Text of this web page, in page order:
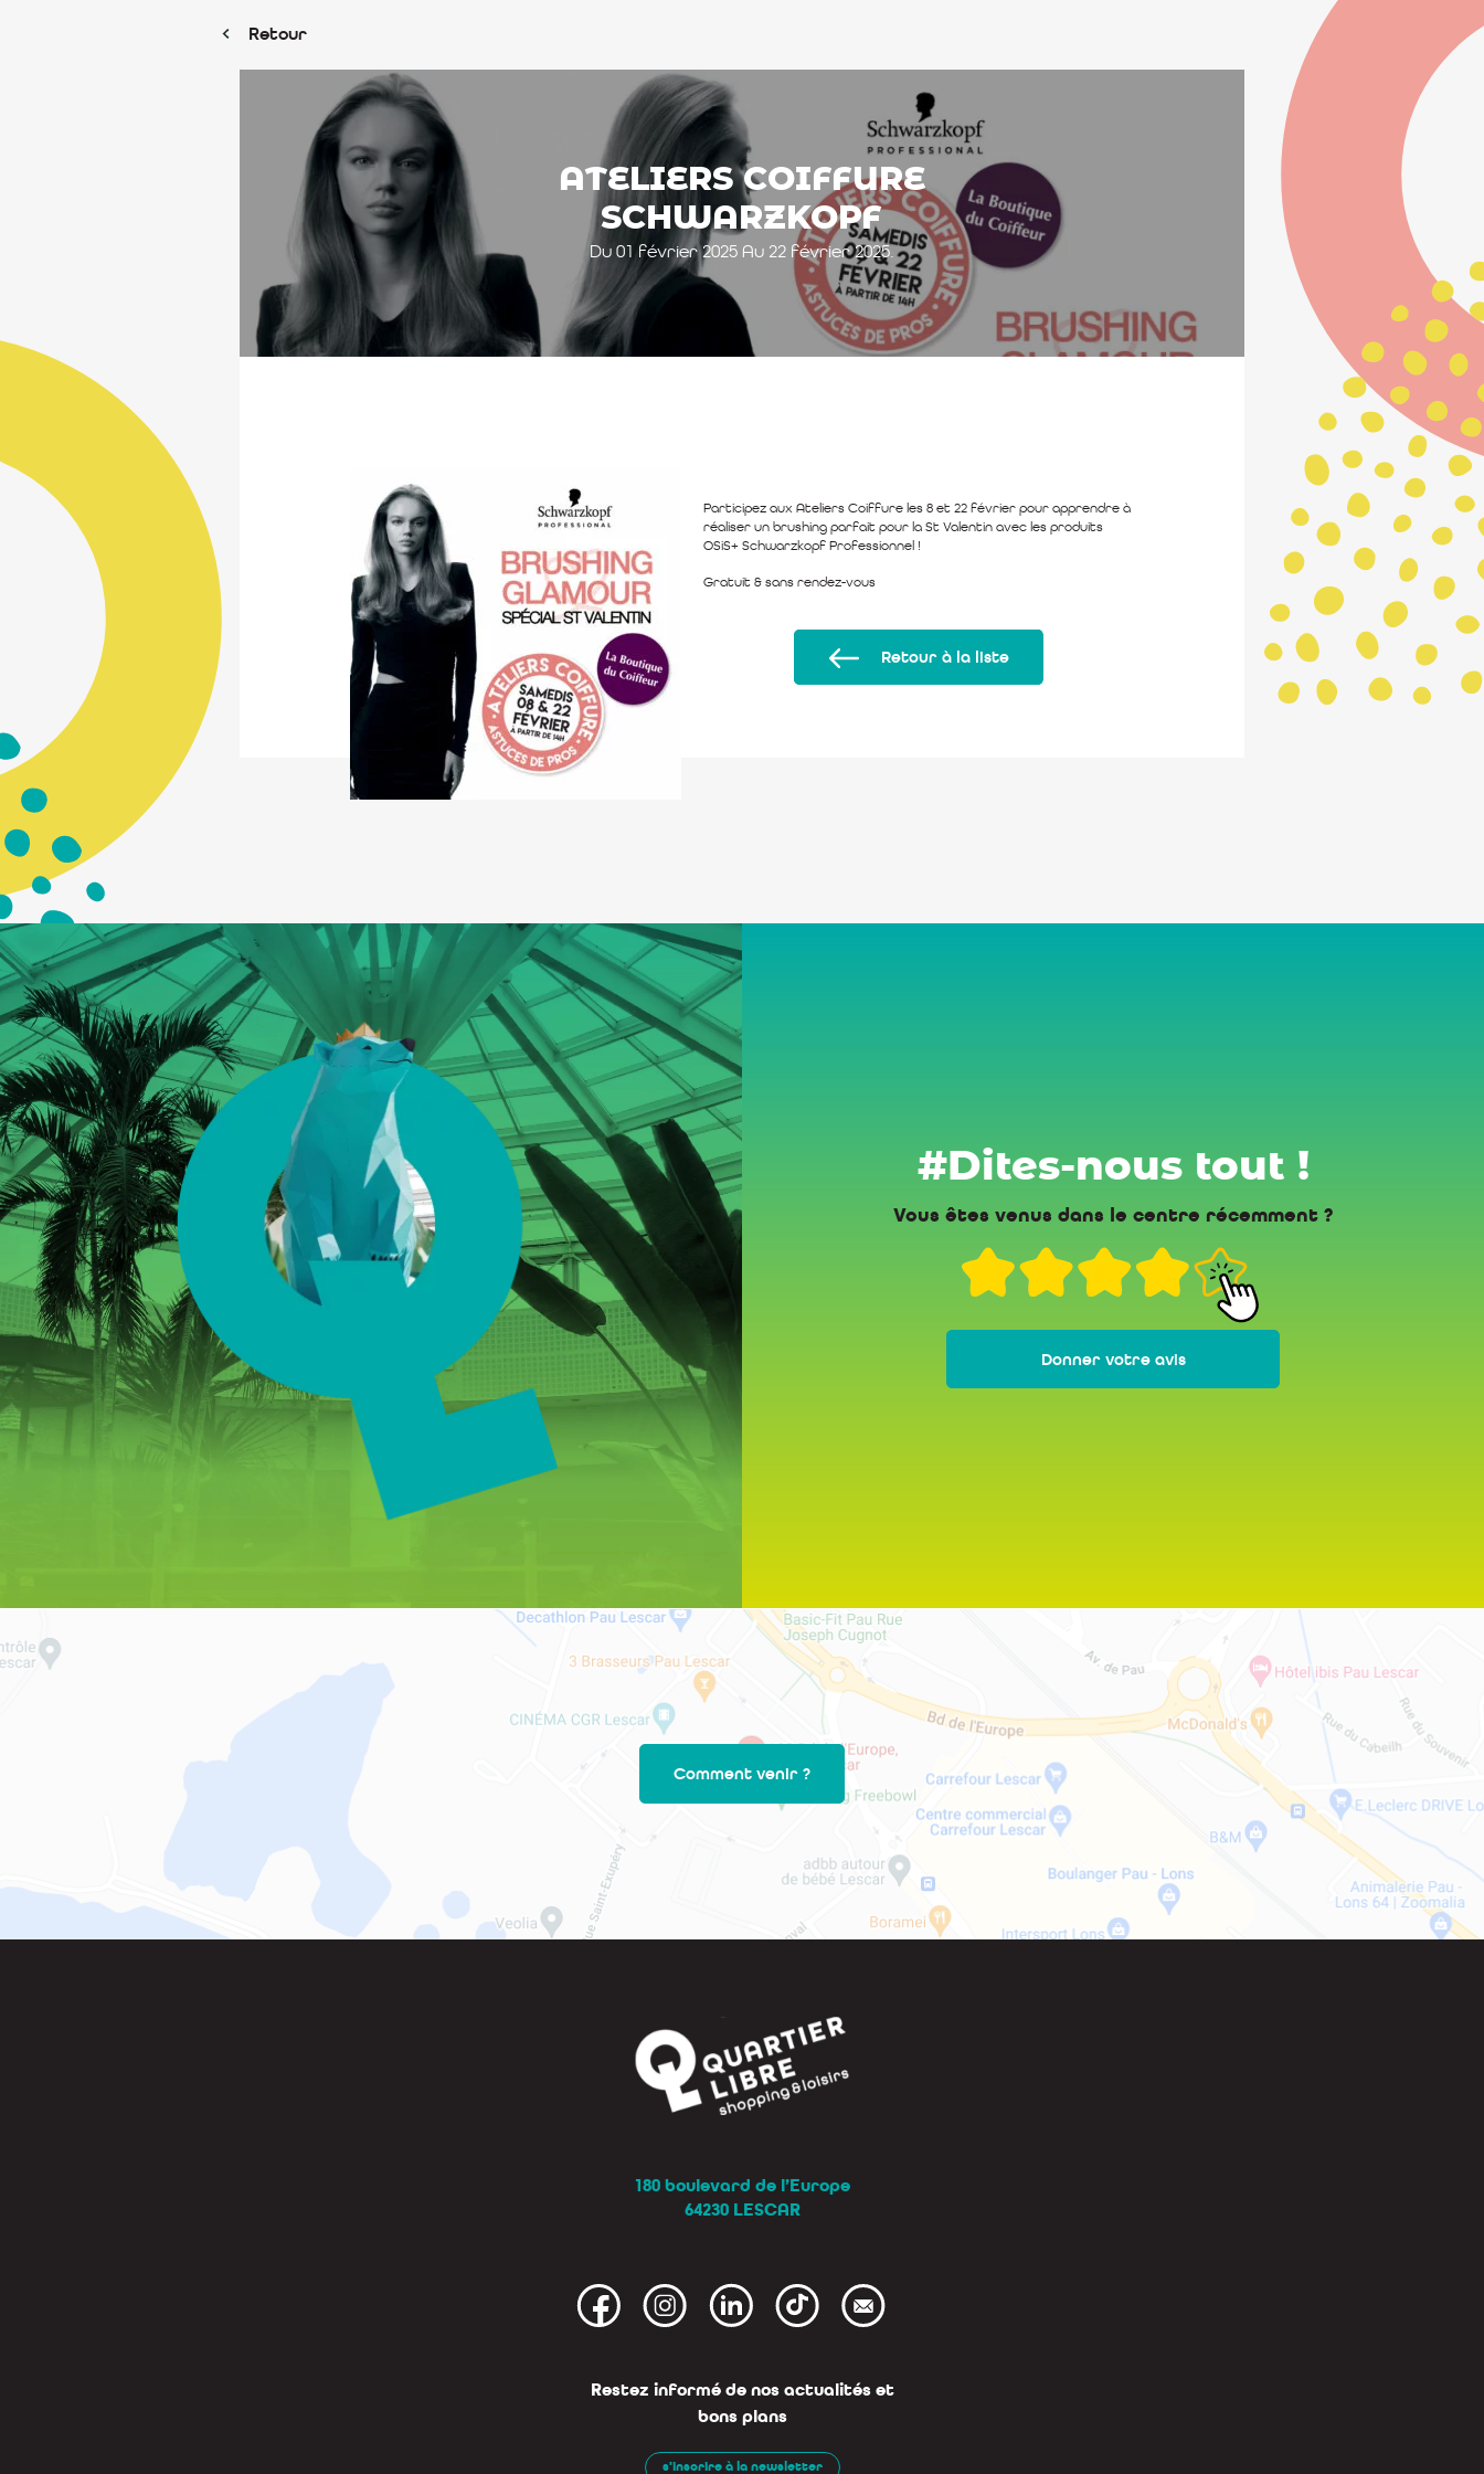
Retour
ATELIERS COIFFURE
SCHWARZKOPF
Du 01 février 2025 Au 22 février 2025.
Participez aux Ateliers Coiffure les 8 et 22 février pour apprendre à
réaliser un brushing parfait pour la St Valentin avec les produits
OSiS+ Schwarzkopf Professionnel !
Gratuit & sans rendez-vous
Retour à la liste
#Dites-nous tout !
Vous êtes venus dans le centre récemment ?
Donner votre avis
Comment venir ?
180 boulevard de l’Europe
64230 LESCAR
Restez informé de nos actualités et
bons plans
s'inscrire à la newsletter